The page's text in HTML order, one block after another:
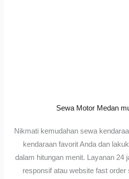
Sewa Motor Medan
Nikmati kemudahan sewa
kendaraan favorit Anda dan
dalam hitungan menit. Layanan 24
responsif atau website fast order